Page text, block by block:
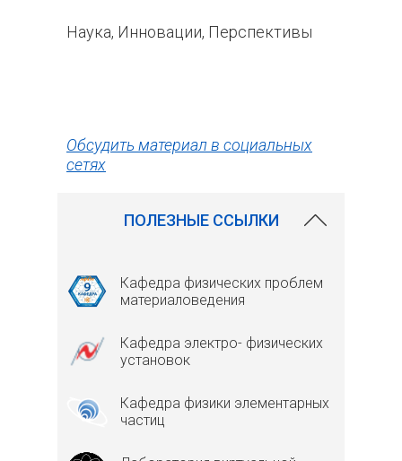
Наука, Инновации, Перспективы
Обсудить материал в социальных
сетях
ПОЛЕЗНЫЕ ССЫЛКИ
Кафедра физических проблем
материаловедения
Кафедра электро- физических
установок
Кафедра физики элементарных
частиц